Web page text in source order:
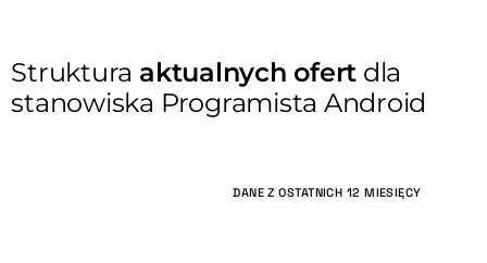
Struktura aktualnych ofert dla
stanowiska Programista Android
DANE Z OSTATNICH 12 MIESIĘCY